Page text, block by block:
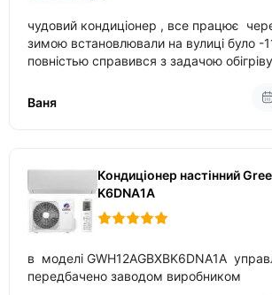
чудовий кондиціонер , все працює
зимою встановлювали на вулиці було -
повністью справився з задачою
температури
Ваня
Кондиціонер настінний
K6DNA1A
в моделі GWH12AGBXBK6DNA1A
передбачено заводом виробником